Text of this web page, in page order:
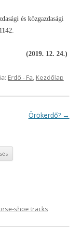
és közgazdasági
(2019. 12. 24.)
Erdő - Fa, Kezdőlap
Örökerdő? →
shoe tracks